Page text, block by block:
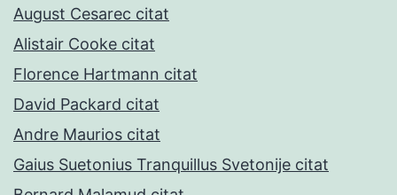
August Cesarec citat
Alistair Cooke citat
Florence Hartmann citat
David Packard citat
Andre Maurios citat
Gaius Suetonius Tranquillus Svetonije citat